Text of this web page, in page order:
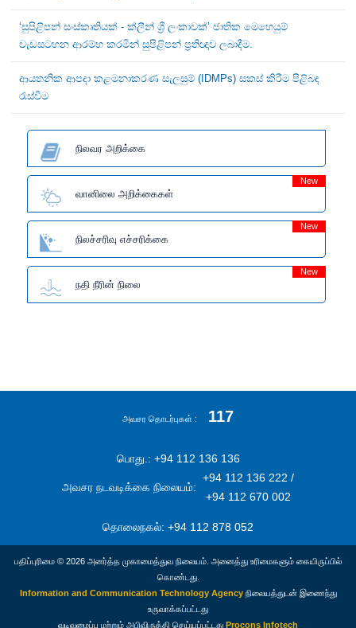
‘සුපිළිපන් සංස්කෘතියක් - ක්ලීන් ශ්‍රී ලංකාවක්’ ජාතික මෙහෙයුම්
වැඩසටහන ආරම්භ කරමින් සුපිළිපන් ප්‍රතිඥාව ලබාදීම.
ආයතනික ආපදා කළමනාකරණ සැලසුම් (IDMPs) සකස් කිරීම පිළිබඳ
රැස්වීම
நிலவர அறிக்கை
வானிலை அறிக்கைகள்
New
நிலச்சரிவு எச்சரிக்கை
New
நதி நீரின் நிலை
New
அவசர தொடர்புகள் 117
பொது.: +94 112 136 136
அவசர நடவடிக்கை நிலையம்:
+94 112 136 222 /
+94 112 670 002
தொலைநகல்: +94 112 878 052
பதிப்புரிமை © 2026 அனர்த்த முகாமைத்துவ நிலையம். அனைத்து உரிமைகளும் கையிருப்பில்
கொண்டது.
Information and Communication Technology Agencyநிலையத்துடன் இணைந்து
உருவாக்கப்பட்டது
வடிவமைப்பு மற்றும் அபிவிருத்தி செய்யப்பட்டது Procons Infotech